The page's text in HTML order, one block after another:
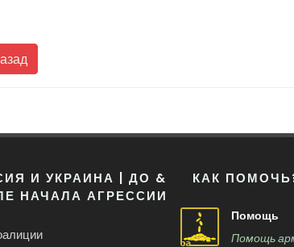
И УКРАИНА | ДО &
НАЧАЛА АГРЕССИИ
КАК
Помощь
Помощь